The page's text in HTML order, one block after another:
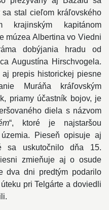
stal cieľom kráľovského
krajinským kapitánom
múzea Albertina vo Viedni
dobýjania hradu od
Augustína Hirschvogela.
prepis historickej piesne
Muráňa kráľovským
priamy účastník bojov, je
diela s názvom
“, ktoré je najstaršou
Pieseň opisuje aj
sa uskutočnilo dňa 15.
zmieňuje aj o osude
dva dni predtým podarilo
pri Telgárte a doviedli